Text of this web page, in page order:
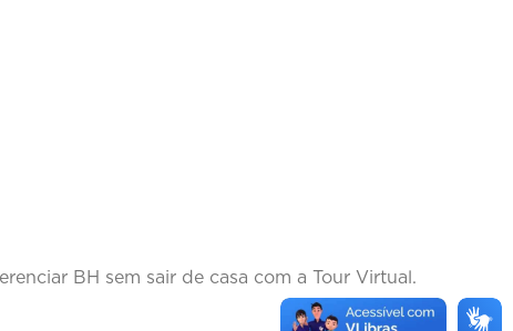
BH sem sair de casa com a Tour Virtual.